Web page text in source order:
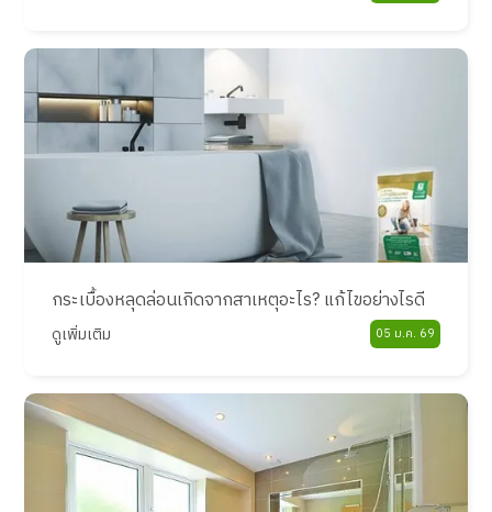
กระเบื้องหลุดล่อนเกิดจากสาเหตุอะไร? แก้ไขอย่างไรดี
ดูเพิ่มเติม 05 ม.ค. 69